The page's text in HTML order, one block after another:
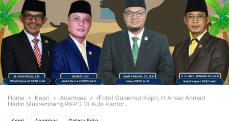
Home Kepri Anambas
(Foto) Gubernur Kepri, H Ansar Ahmad
Hadiri Musrembang RKPD Di Aula Kantor...